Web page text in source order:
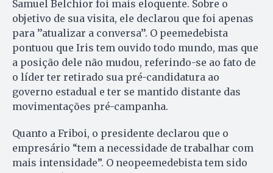
Samuel Belchior foi mais eloquente. Sobre o
objetivo de sua visita, ele declarou que foi apenas
para ’’atualizar a conversa’’. O peemedebista
pontuou que Iris tem ouvido todo mundo, mas que
a posição dele não mudou, referindo-se ao fato de
o líder ter retirado sua pré-candidatura ao
governo estadual e ter se mantido distante das
movimentações pré-campanha.
Quanto a Friboi, o presidente declarou que o
empresário “tem a necessidade de trabalhar com
mais intensidade”. O neopeemedebista tem sido